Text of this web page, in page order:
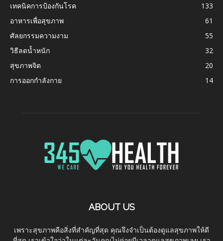
เทคนิคการป้องกันโรค
133
อาหารเพื่อสุขภาพ
61
ศัลยกรรมความงาม
55
วิธีลดน้ำหนัก
32
สุขภาพจิต
20
การออกกำลังกาย
14
ABOUT US
เพราะสุขภาพคือสิ่งที่สำคัญที่สุด คุณจึงจำเป็นต้องดูแลสุขภาพให้ดี